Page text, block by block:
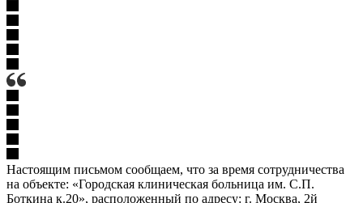
Настоящим письмом сообщаем, что за время сотрудничества
на объекте: «Городская клиническая больница им. С.П.
Боткина к.20», расположенный по адресу: г. Москва, 2й